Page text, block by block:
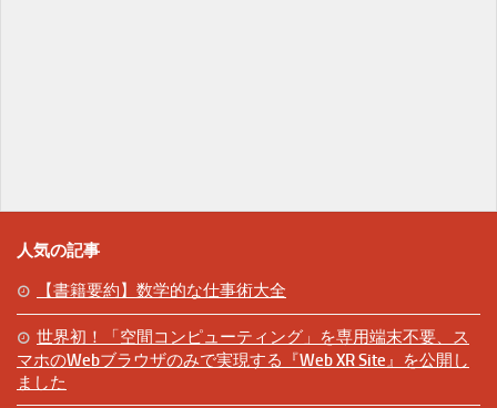
人気の記事
【書籍要約】数学的な仕事術大全
世界初！「空間コンピューティング」を専用端末不要、ス
マホのWebブラウザのみで実現する『Web XR Site』を公開し
ました